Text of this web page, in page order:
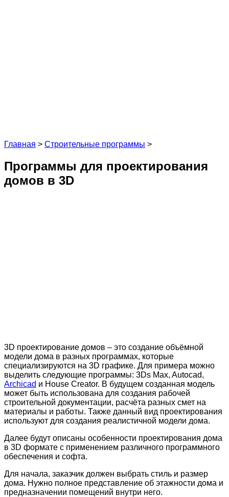
Главная > Строительные программы >
Программы для проектирования
домов в 3D
3D проектирование домов – это создание объёмной
модели дома в разных программах, которые
специализируются на 3D графике. Для примера можно
выделить следующие программы: 3Ds Max, Autocad,
Archicad и House Creator. В будущем созданная модель
может быть использована для создания рабочей
строительной документации, расчёта разных смет на
материалы и работы. Также данный вид проектирования
используют для создания реалистичной модели дома.
Далее будут описаны особенности проектирования дома
в 3D формате с применением различного программного
обеспечения и софта.
Для начала, заказчик должен выбрать стиль и размер
дома. Нужно полное представление об этажности дома и
предназначении помещений внутри него.